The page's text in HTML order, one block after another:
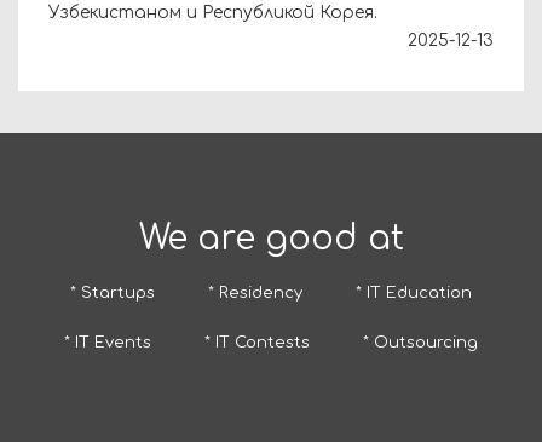
Узбекистаном и Республикой Корея.
2025-12-13
We are good at
* Startups * Residency * IT Education
* IT Events * IT Contests * Outsourcing